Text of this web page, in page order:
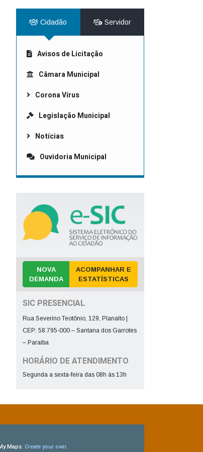
Cidadão Servidor
Avisos de Licitação
Câmara Municipal
Corona Vírus
Legislação Municipal
Notícias
Ouvidoria Municipal
NOVA
DEMANDA
ACOMPANHAR E
ESTATÍSTICAS
SIC PRESENCIAL
Rua Severino Teotônio, 129, Planalto |
CEP: 58.795-000 – Santana dos Garrotes
– Paraíba
HORÁRIO DE ATENDIMENTO
Segunda a sexta-feira das 08h às 13h